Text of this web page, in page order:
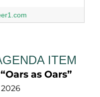
ITEM
as Oars”